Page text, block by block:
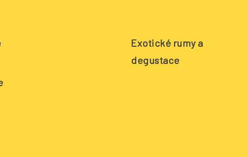
Exotické rumy a
degustace